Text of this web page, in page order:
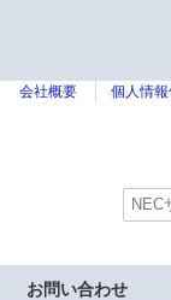
会社概要 個人情
お問い合わせ